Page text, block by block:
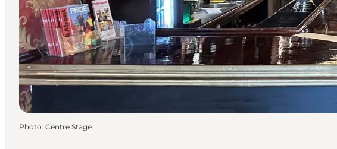
Photo: Centre Stage